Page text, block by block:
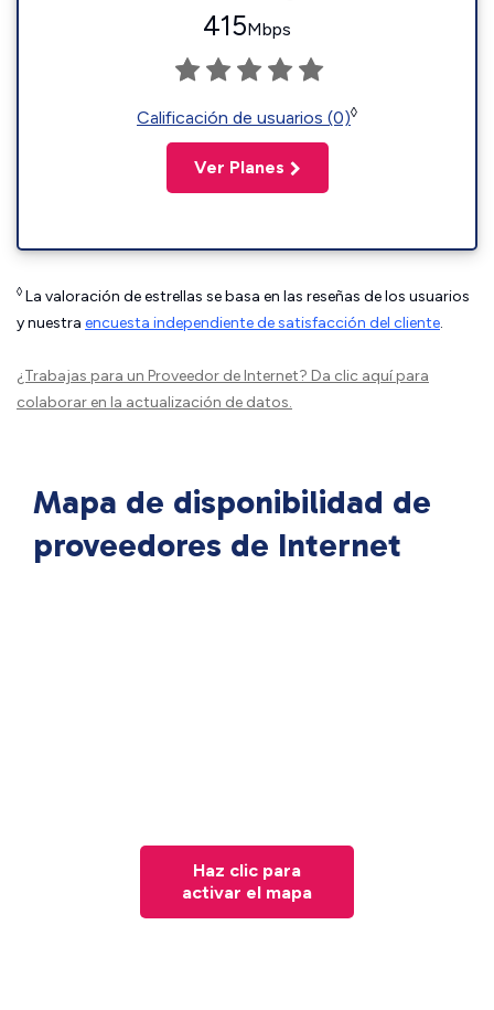
415Mbps
Calificación de usuarios (0)◊
Ver Planes
◊ La valoración de estrellas se basa en las reseñas de los usuarios
y nuestra encuesta independiente de satisfacción del cliente.
¿Trabajas para un Proveedor de Internet? Da clic aquípara
colaborar en la actualización de datos.
Mapa de disponibilidad de
proveedores de Internet
Haz clic para
activar el mapa